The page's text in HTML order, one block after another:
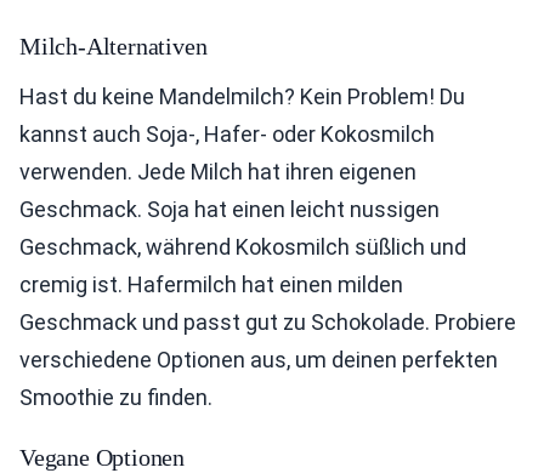
Milch-Alternativen
Hast du keine Mandelmilch? Kein Problem! Du
kannst auch Soja-, Hafer- oder Kokosmilch
verwenden. Jede Milch hat ihren eigenen
Geschmack. Soja hat einen leicht nussigen
Geschmack, während Kokosmilch süßlich und
cremig ist. Hafermilch hat einen milden
Geschmack und passt gut zu Schokolade. Probiere
verschiedene Optionen aus, um deinen perfekten
Smoothie zu finden.
Vegane Optionen